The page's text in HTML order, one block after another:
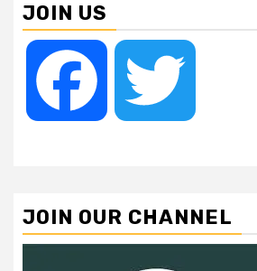
JOIN US
Facebook
JOIN OUR CHANNEL